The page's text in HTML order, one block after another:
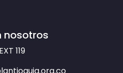
nosotros
EXT 119